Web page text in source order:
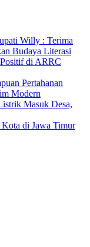
Willy : Terima
Budaya Literasi
di ARRC
Pertahanan
Modern
Masuk Desa,
di Jawa Timur